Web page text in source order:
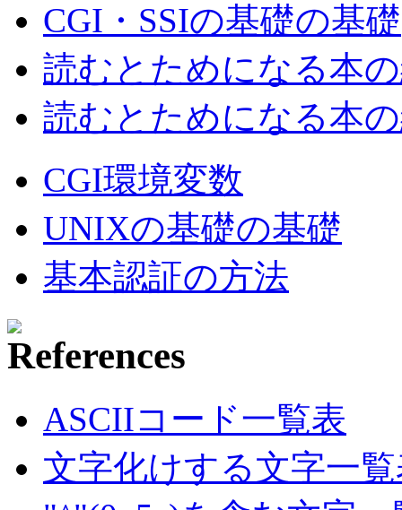
CGI・SSIの基礎の基礎
読むとためになる本
読むとためになる本
CGI環境変数
UNIXの基礎の基礎
基本認証の方法
ASCIIコード一覧表
文字化けする文字一